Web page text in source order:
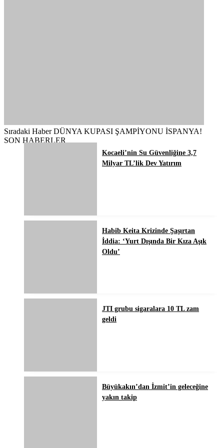
Sıradaki Haber DÜNYA KUPASI ŞAMPİYONU İSPANYA!
SON HABERLER
Kocaeli’nin Su Güvenliğine 3,7
Milyar TL’lik Dev Yatırım
Habib Keita Krizinde Şaşırtan
İddia: ‘Yurt Dışında Bir Kıza Aşık
Oldu’
JTI grubu sigaralara 10 TL zam
geldi
Büyükakın’dan İzmit’in geleceğine
yakın takip